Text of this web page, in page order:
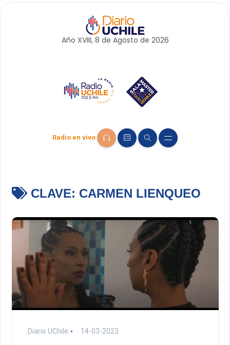
Año XVIII, 8 de Agosto de 2026
Radio en vivo
CLAVE: CARMEN LIENQUEO
Diario UChile 14-03-2023